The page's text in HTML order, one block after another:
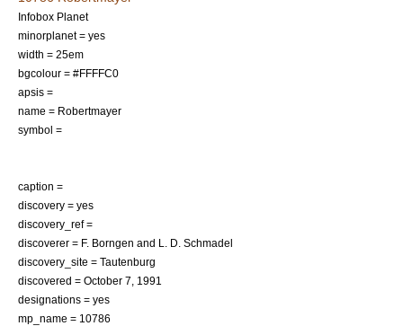
Infobox Planet
minorplanet = yes
width = 25em
bgcolour = #FFFFC0
apsis =
name = Robertmayer
symbol =
caption =
discovery = yes
discovery_ref =
discoverer = F. Borngen and L. D. Schmadel
discovery_site = Tautenburg
discovered = October 7
1991
designations = yes
mp_name = 10786